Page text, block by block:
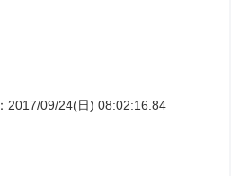
：2017/09/24(日) 08:02:16.84